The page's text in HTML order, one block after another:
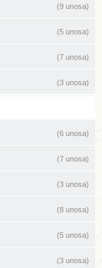
(9 unosa)
(5 unosa)
(7 unosa)
(3 unosa)
(6 unosa)
(7 unosa)
(3 unosa)
(8 unosa)
(5 unosa)
(3 unosa)